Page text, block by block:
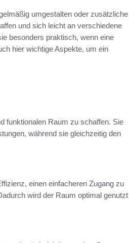
umgestalten oder zusätzliche
und sich leicht an verschiedene
besonders praktisch, wenn eine
hier wichtige Aspekte, um ein
funktionalen Raum zu schaffen. Sie
während sie gleichzeitig den
einen einfacheren Zugang zu
wird der Raum optimal genutzt